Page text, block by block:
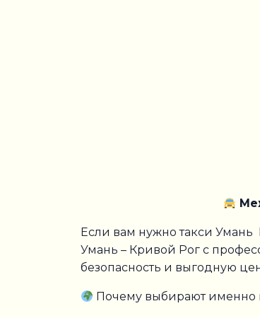
Если вам нужно такси
Умань – Кривой Рог с
безопасность и выгодную
Почему выбирают именно